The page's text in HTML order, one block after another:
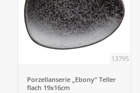
13795
Porzellanserie „Ebony" Teller
flach 19x16cm